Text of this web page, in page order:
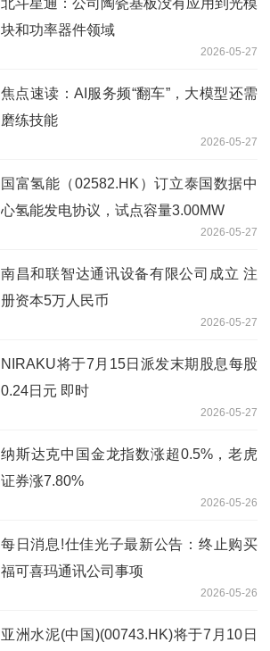
块和功率器件领域
2026-05-27
焦点速读：AI服务频“翻车”，大模型还需
磨练技能
2026-05-27
国富氢能（02582.HK）订立泰国数据中
心氢能发电协议，试点容量3.00MW
2026-05-27
南昌和联智达通讯设备有限公司成立 注
册资本5万人民币
2026-05-27
NIRAKU将于7月15日派发末期股息每股
0.24日元 即时
2026-05-27
纳斯达克中国金龙指数涨超0.5%，老虎
证券涨7.80%
2026-05-26
每日消息!仕佳光子最新公告：终止购买
福可喜玛通讯公司事项
2026-05-26
亚洲水泥(中国)(00743.HK)将于7月10日